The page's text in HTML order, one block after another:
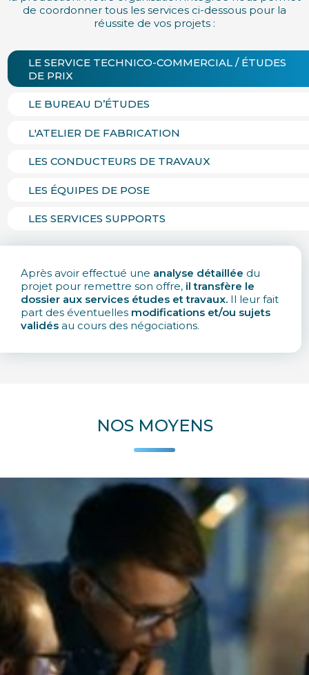
de coordonner tous les services ci-dessous pour la
réussite de vos projets :
LE SERVICE TECHNICO-COMMERCIAL / ÉTUDES
DE PRIX
LE BUREAU D’ÉTUDES
L'ATELIER DE FABRICATION
LES CONDUCTEURS DE TRAVAUX
LES ÉQUIPES DE POSE
LES SERVICES SUPPORTS
Après avoir effectué une analyse détaillée du
projet pour remettre son offre, il transfère le
dossier aux services études et travaux. Il leur fait
part des éventuelles modifications et/ou sujets
validés au cours des négociations.
NOS MOYENS